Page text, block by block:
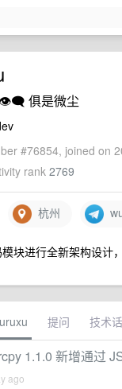
俱是微尘
#76854, joined on
rank 2769
杭州
块进行全新架构设计
提问 技术
1.1.0 新增通过
ago